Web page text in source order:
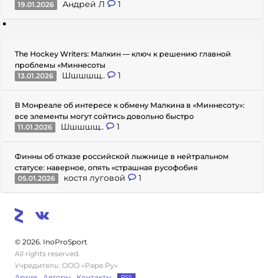
19.01.2026
Андрей Л 1
The Hockey Writers: Малкин — ключ к решению главной
проблемы «Миннесоты
13.01.2026
Шшшшщ.. 1
В Монреале об интересе к обмену Малкина в «Миннесоту»:
все элементы могут сойтись довольно быстро
11.01.2026
Шшшшщ.. 1
Финны об отказе российской лыжнице в нейтральном
статусе: наверное, опять «страшная русофобия
05.01.2026
костя луговой 1
© 2026. InoProSport
All rights reserved.
Учредитель: ООО «Раре.Ру»